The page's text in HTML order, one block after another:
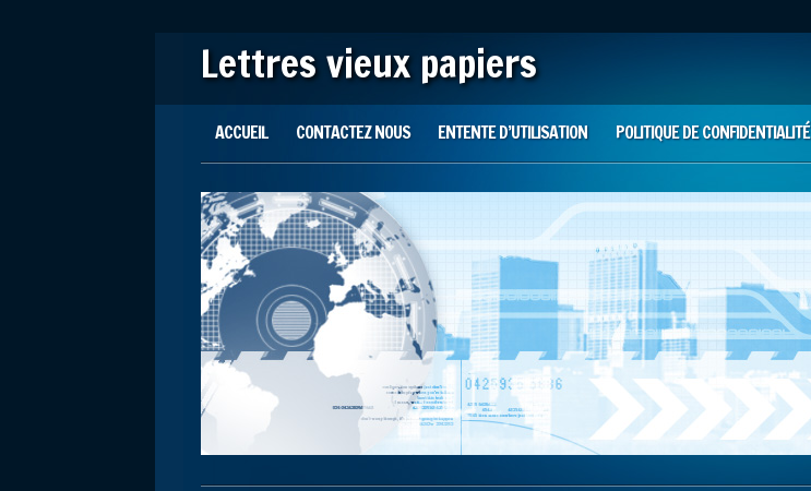
Lettres vieux papiers
Main menu
ACCUEIL CONTACTEZ NOUS ENTENTE D’UTILISATION POLITIQUE DE CONFIDENTIALITÉ